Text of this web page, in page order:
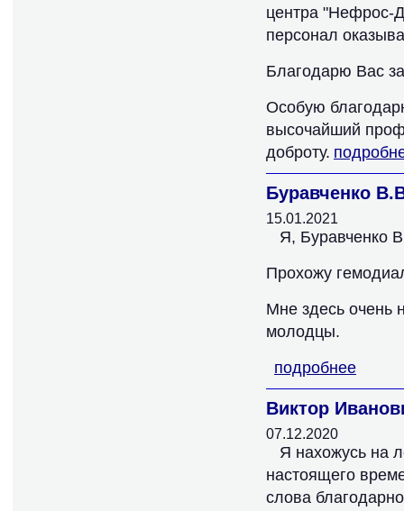
центра "Нефрос-
персонал
Благодарю Вас
Особую
высочайший
доброту.
Буравченко
15.01.2021
Я, Буравченко
Прохожу
Мне здесь очень
молодцы.
подробнее
Виктор
07.12.2020
Я нахожусь на
настоящего
слова